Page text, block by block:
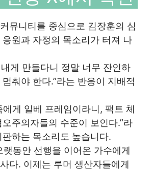
뮤니티를 중심으로 김장훈의 심
원과 자정의 목소리가 터져 나
게 만들다니 정말 너무 잔인하
춰야 한다.”라는 반응이 지배적
에게 일베 프레임이라니, 팩트 체
주의자들의 수준이 보인다.”라
하는 목소리도 높습니다.
랫동안 선행을 이어온 가수에게
다. 이제는 루머 생산자들에게